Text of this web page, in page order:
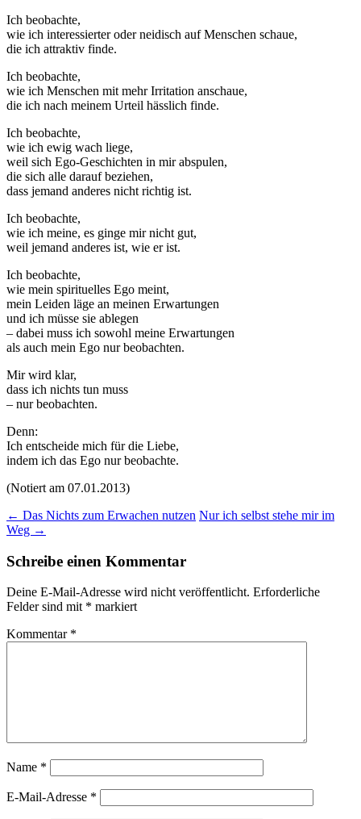
Ich beobachte,
wie ich interessierter oder neidisch auf Menschen schaue,
die ich attraktiv finde.
Ich beobachte,
wie ich Menschen mit mehr Irritation anschaue,
die ich nach meinem Urteil hässlich finde.
Ich beobachte,
wie ich ewig wach liege,
weil sich Ego-Geschichten in mir abspulen,
die sich alle darauf beziehen,
dass jemand anderes nicht richtig ist.
Ich beobachte,
wie ich meine, es ginge mir nicht gut,
weil jemand anderes ist, wie er ist.
Ich beobachte,
wie mein spirituelles Ego meint,
mein Leiden läge an meinen Erwartungen
und ich müsse sie ablegen
– dabei muss ich sowohl meine Erwartungen
als auch mein Ego nur beobachten.
Mir wird klar,
dass ich nichts tun muss
– nur beobachten.
Denn:
Ich entscheide mich für die Liebe,
indem ich das Ego nur beobachte.
(Notiert am 07.01.2013)
Beitragsnavigation
← Das Nichts zum Erwachen nutzen Nur ich selbst stehe mir im
Weg →
Schreibe einen Kommentar
Deine E-Mail-Adresse wird nicht veröffentlicht. Erforderliche
Felder sind mit * markiert
Kommentar *
Name *
E-Mail-Adresse *